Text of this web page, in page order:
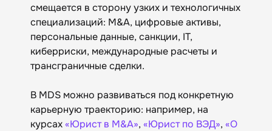
смещается в сторону узких и технологичных
специализаций: M&A, цифровые активы,
персональные данные, санкции, IT,
киберриски, международные расчеты и
трансграничные сделки.
В MDS можно развиваться под конкретную
карьерную траекторию: например, на
курсах«Юрист в M&A», «Юрист по ВЭД», «О